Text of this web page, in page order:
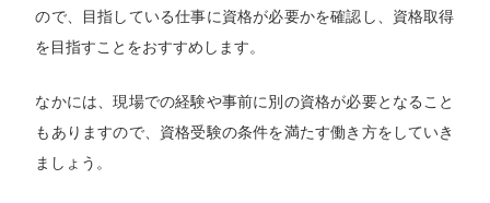
ので、目指している仕事に資格が必要かを確認し、資格取得
を目指すことをおすすめします。
なかには、現場での経験や事前に別の資格が必要となること
もありますので、資格受験の条件を満たす働き方をしていき
ましょう。